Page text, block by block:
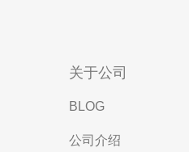
关于公司
BLOG
公司介绍